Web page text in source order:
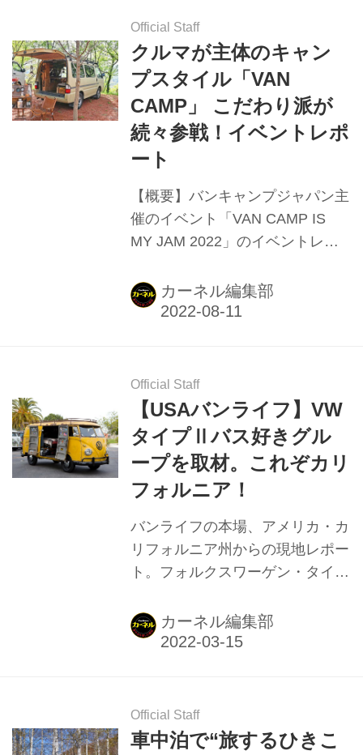
など。
Official Staff
クルマが主体のキャン
プスタイル「VAN
CAMP」 こだわり派が
続々参戦！イベントレポ
ート
【概要】バンキャンプジャパン主
催のイベント「VAN CAMP IS
MY JAM 2022」のイベントレポ
ルマ、スタイルを紹介。
カーネル編集部
Official Staff
【USAバンライフ】VW
タイプⅡバス好きグル
ープを取材。これぞカリ
フォルニア！
バンライフの本場、アメリカ・カ
リフォルニア州からの現地レポー
ト。フォルクスワーゲン・タイプ
ながるディープなコミュニティを
取材。
カーネル編集部
Official Staff
車中泊で“旅するひきこ